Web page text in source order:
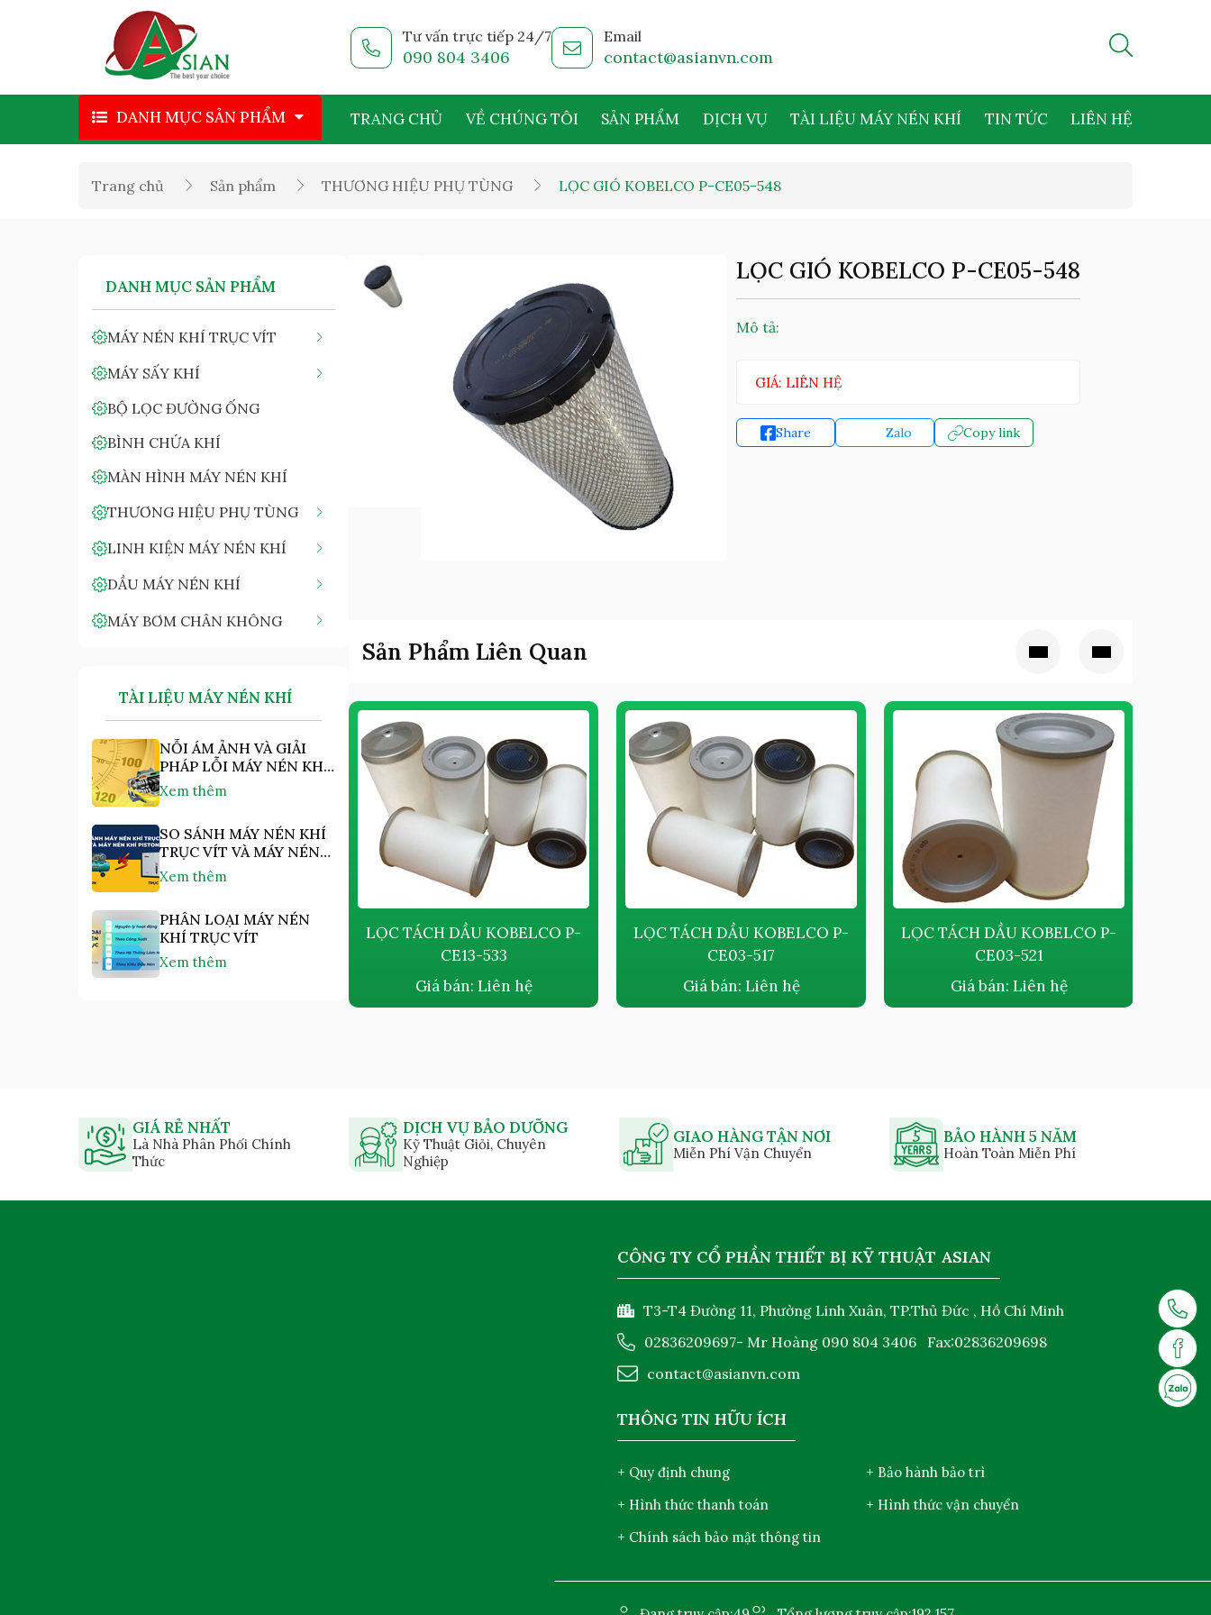
Tư vấn trực tiếp 24/7
090 804 3406
Email
contact@asianvn.com
DANH MỤC SẢN PHẨM TRANG CHỦ VỀ CHÚNG TÔI SẢN PHẨM DỊCH VỤ TÀI LIỆU MÁY NÉN KHÍ TIN TỨC LIÊN HỆ
Trang chủ Sản phẩm THƯƠNG HIỆU PHỤ TÙNG LỌC GIÓ KOBELCO P-CE05-548
DANH MỤC SẢN PHẨM
MÁY NÉN KHÍ TRỤC VÍT
MÁY SẤY KHÍ
BỘ LỌC ĐƯỜNG ỐNG
BÌNH CHỨA KHÍ
MÀN HÌNH MÁY NÉN KHÍ
THƯƠNG HIỆU PHỤ TÙNG
LINH KIỆN MÁY NÉN KHÍ
DẦU MÁY NÉN KHÍ
MÁY BƠM CHÂN KHÔNG
TÀI LIỆU MÁY NÉN KHÍ
NỖI ÁM ẢNH VÀ GIẢI
PHÁP LỖI MÁY NÉN KHÍ
"NHIỆT ĐỘ CAO"
Xem thêm
SO SÁNH MÁY NÉN KHÍ
TRỤC VÍT VÀ MÁY NÉN
KHÍ PISTON
Xem thêm
PHÂN LOẠI MÁY NÉN
KHÍ TRỤC VÍT
Xem thêm
LỌC GIÓ KOBELCO P-CE05-548
Mô tả:
GIÁ: LIÊN HỆ
Share Zalo Copy link
Sản Phẩm Liên Quan
LỌC TÁCH KOBELCO P-CE03-
538
LỌC TÁCH DẦU KOBELCO P-
CE13-533
Giá bán: Liên hệ
LỌC TÁCH DẦU KOBELCO P-
CE03-517
Giá bán: Liên hệ
LỌC TÁCH DẦU KOBELCO P-
CE03-521
Giá bán: Liên hệ
GIÁ RẺ NHẤT
Là Nhà Phân Phối Chính
Thức
DỊCH VỤ BẢO DƯỠNG
Kỹ Thuật Giỏi, Chuyên
Nghiệp
GIAO HÀNG TẬN NƠI
Miễn Phí Vận Chuyển
BẢO HÀNH 5 NĂM
Hoàn Toàn Miễn Phí
CÔNG TY CỔ PHẦN THIẾT BỊ KỸ THUẬT ASIAN
T3-T4 Đường 11, Phường Linh Xuân, TP.Thủ Đức , Hồ Chí Minh
02836209697- Mr Hoàng 090 804 3406
Fax:02836209698
contact@asianvn.com
THÔNG TIN HỮU ÍCH
+ Quy định chung
+ Hình thức thanh toán
+ Chính sách bảo mật thông tin
+ Bảo hành bảo trì
+ Hình thức vận chuyển